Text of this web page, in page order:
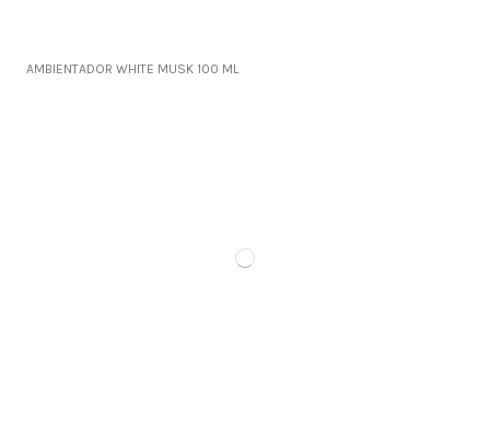
AMBIENTADOR WHITE MUSK 100 ML